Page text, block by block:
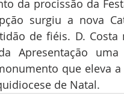
da procissão da
surgiu a nova
de fiéis. D.
Apresentação
que eleva
de Natal.